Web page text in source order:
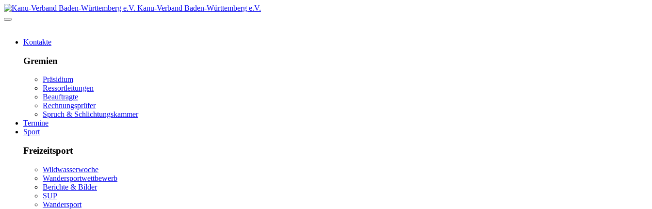
Kanu-Verband Baden-Württemberg e.V.
Kontakte
Gremien
Präsidium
Ressortleitungen
Beauftragte
Rechnungsprüfer
Spruch & Schlichtungskammer
Termine
Sport
Freizeitsport
Wildwasserwoche
Wandersportwettbewerb
Berichte & Bilder
SUP
Wandersport